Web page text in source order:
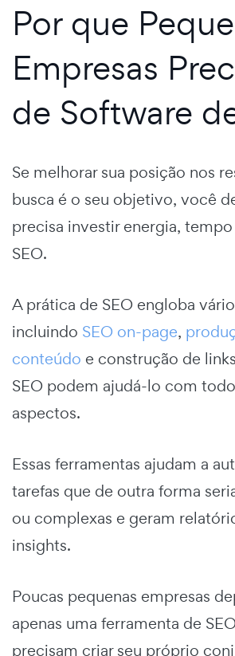
Por que
Empresas
de Software
Se melhorar sua posição nos
busca é o seu objetivo, você
precisa investir energia,
SEO.
A prática de SEO engloba
incluindo SEO on-page,
conteúdo e construção de
SEO podem ajudá-lo com
aspectos.
Essas ferramentas ajudam a
tarefas que de outra forma
ou complexas e geram
insights.
Poucas pequenas empresas
apenas uma ferramenta de
precisam criar seu próprio